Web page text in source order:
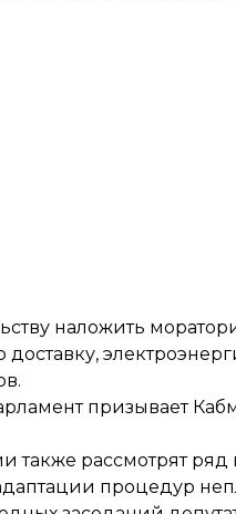
наложить
призывает
также рассмотрятряд
процедур